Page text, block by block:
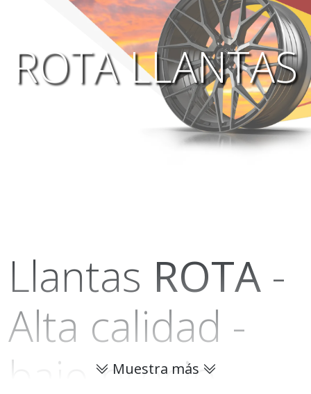
ROTA LLANTAS
Llantas ROTA -
Alta calidad -
bajo precio.
Muestra más